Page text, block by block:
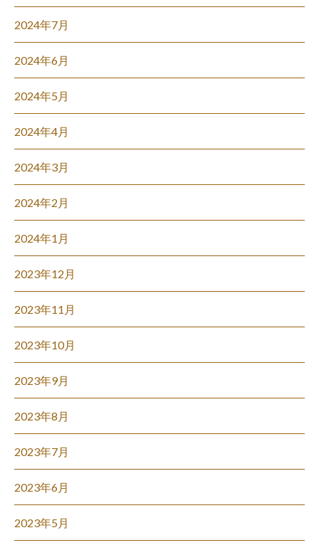
2024年7月
2024年6月
2024年5月
2024年4月
2024年3月
2024年2月
2024年1月
2023年12月
2023年11月
2023年10月
2023年9月
2023年8月
2023年7月
2023年6月
2023年5月